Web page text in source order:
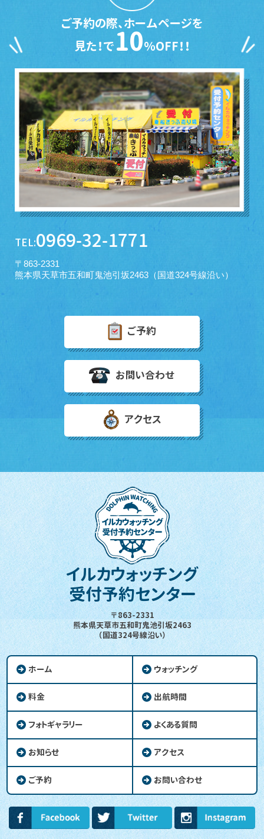
ご予約の際、ホームページを
見た！で10％OFF！！
TEL:0969-32-1771
〒863-2331
熊本県天草市五和町鬼池引坂2463（国道324号線沿い）
ご予約
お問い合わせ
アクセス
イルカウォッチング
受付予約センター
〒863-2331
熊本県天草市五和町鬼池引坂2463
（国道324号線沿い）
ホーム ウォッチング
料金 出航時間
フォトギャラリー よくある質問
お知らせ アクセス
ご予約 お問い合わせ